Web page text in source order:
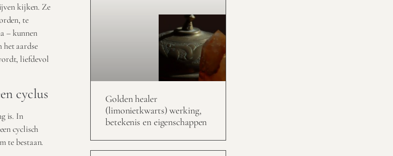
kijken. Ze
te
– kunnen
het aardse
liefdevol
cyclus
is. In
cyclisch
te bestaan.
Golden healer
(limonietkwarts) werking,
betekenis en eigenschappen